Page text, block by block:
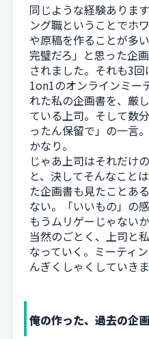
同じような経験ありま
ング職ということでホ
や原稿を作ることが多
完璧だろ」と思った企
されました。それも3回
1on1のオンラインミー
れた私の企画書を、厳
ている上司。そして数
ったん保留で」の一言
かなり。
じゃあ上司はそれだけ
と、決してそんなこと
た企画書も見たことあ
ない。「いいもの」の
もうムリゲーじゃない
当然のごとく、上司と
なっていく。ミーティ
んぎくしゃくしていきま
俺の作った、過去の企